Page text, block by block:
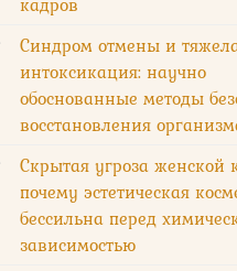
Синдром отмены и
интоксикация: научно
обоснованные методы
восстановления
Скрытая угроза женской
почему эстетическая
бессильна перед
зависимостью